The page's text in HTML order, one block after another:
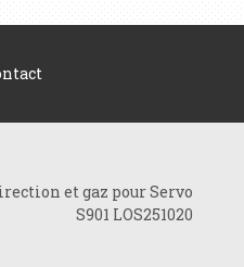
et gaz pour Servo
S901 LOS251020